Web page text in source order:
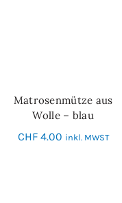
IN DEN WARENKORB
Matrosenmütze aus
Wolle – blau
CHF4.00 inkl. MWST